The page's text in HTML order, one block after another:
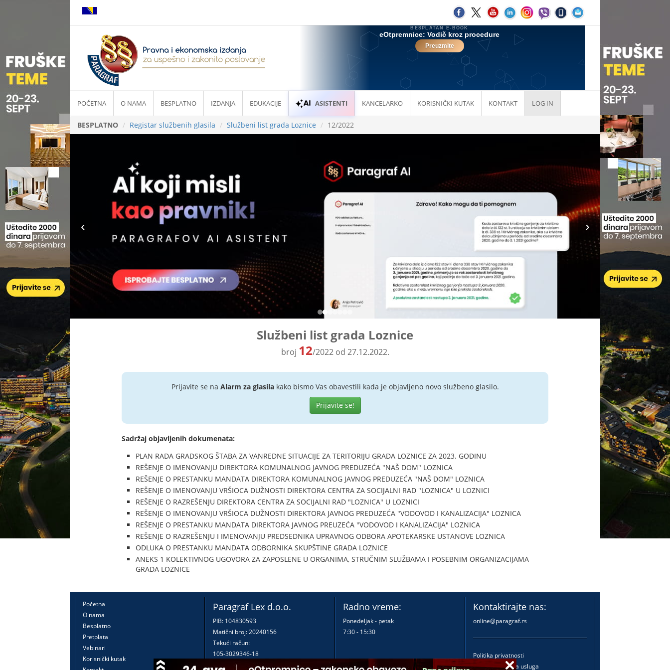
POČETNA O NAMA BESPLATNO IZDANJA EDUKACIJE ASISTENTI KANCELARKO KORISNIČKI KUTAK KONTAKT LOG IN
BESPLATNO Registar službenih glasila Službeni list grada Loznice 12/2022
Službeni list grada Loznice
broj 12/2022 od 27.12.2022.
Prijavite se na Alarm za glasilakako bismo Vas obavestili kada je objavljeno novo službeno glasilo.
Prijavite se!
Sadržaj objavljenih dokumenata:
PLAN RADA GRADSKOG ŠTABA ZA VANREDNE SITUACIJE ZA TERITORIJU GRADA LOZNICE ZA 2023. GODINU
REŠENJE O IMENOVANJU DIREKTORA KOMUNALNOG JAVNOG PREDUZEĆA "NAŠ DOM" LOZNICA
REŠENJE O PRESTANKU MANDATA DIREKTORA KOMUNALNOG JAVNOG PREDUZEĆA "NAŠ DOM" LOZNICA
REŠENJE O IMENOVANJU VRŠIOCA DUŽNOSTI DIREKTORA CENTRA ZA SOCIJALNI RAD "LOZNICA" U LOZNICI
REŠENJE O RAZREŠENJU DIREKTORA CENTRA ZA SOCIJALNI RAD "LOZNICA" U LOZNICI
REŠENJE O IMENOVANJU VRŠIOCA DUŽNOSTI DIREKTORA JAVNOG PREDUZEĆA "VODOVOD I KANALIZACIJA" LOZNICA
REŠENJE O PRESTANKU MANDATA DIREKTORA JAVNOG PREUZEĆA "VODOVOD I KANALIZACIJA" LOZNICA
REŠENJE O RAZREŠENJU I IMENOVANJU PREDSEDNIKA UPRAVNOG ODBORA APOTEKARSKE USTANOVE LOZNICA
ODLUKA O PRESTANKU MANDATA ODBORNIKA SKUPŠTINE GRADA LOZNICE
ANEKS 1 KOLEKTIVNOG UGOVORA ZA ZAPOSLENE U ORGANIMA, STRUČNIM SLUŽBAMA I POSEBNIM ORGANIZACIJAMA
GRADA LOZNICE
Početna
O nama
Besplatno
Pretplata
Vebinari
Korisnički kutak
Paragraf Lex d.o.o.
PIB: 104830593
Matični broj: 20240156
Tekući račun:
105-3029346-18
160-0000000380290-23
Radno vreme:
Ponedeljak - petak
7:30 - 15:30
Kontaktirajte nas:
online@paragraf.rs
Politika privatnosti
Politika pružanja usluga